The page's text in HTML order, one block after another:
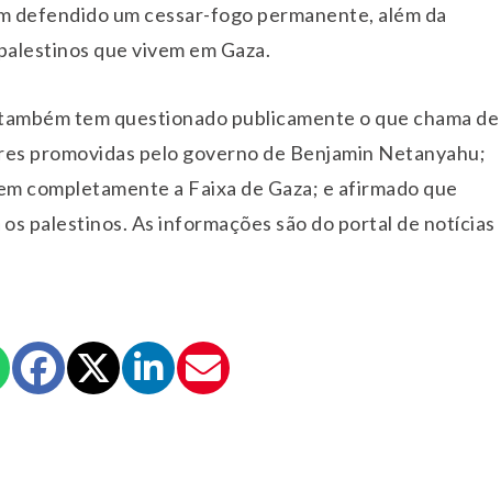
defendido um cessar-fogo permanente, além da
que vivem em Gaza.
tem questionado publicamente o que chama de
promovidas pelo governo de Benjamin Netanyahu;
completamente a Faixa de Gaza; e afirmado que
palestinos. As informações são do portal de notícias